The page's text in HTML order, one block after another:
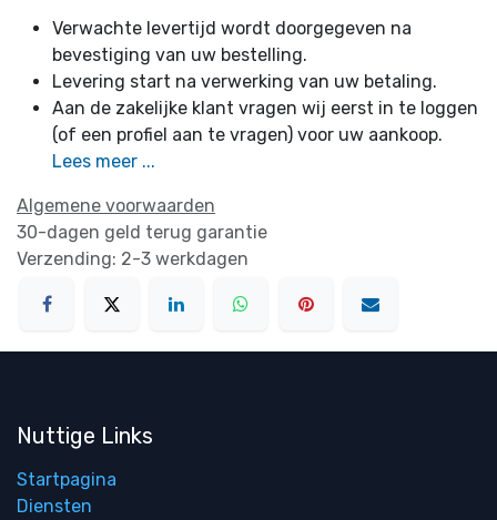
Verwachte levertijd wordt doorgegeven na
bevestiging van uw bestelling.
Levering start na verwerking van uw betaling.
Aan de zakelijke klant vragen wij eerst in te loggen
(of een profiel aan te vragen) voor uw aankoop.
Lees meer ...
Algemene voorwaarden
30-dagen geld terug garantie
Verzending: 2-3 werkdagen
Nuttige Links
Startpagina
Diensten